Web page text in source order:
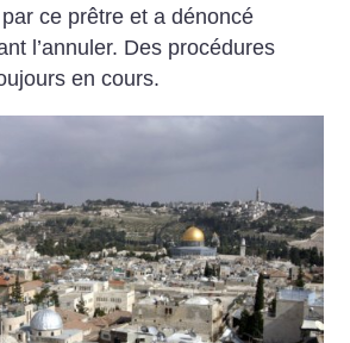
ce prêtre et a dénoncé
l’annuler. Des procédures
en cours.